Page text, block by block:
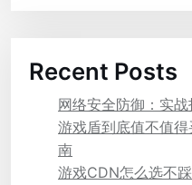
Recent Posts
网络安全防御：实战
游戏盾到底值不值
南
游戏CDN怎么选不